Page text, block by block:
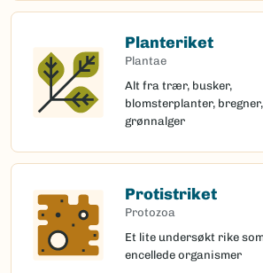
Planteriket
Plantae
Alt fra trær, busker,
blomsterplanter,
grønnalger
Protistriket
Protozoa
Et lite undersøkt rike
encellede organismer